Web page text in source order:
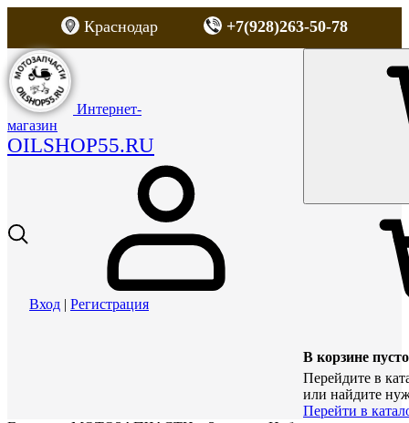
Краснодар +7(928)263-50-78
Интернет-
магазин
OILSHOP55.RU
Вход | Регистрация
В корзине пусто
Перейдите в
или найдите
Перейти в